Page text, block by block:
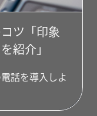
ツ「印象
紹介」
話を導入しよ